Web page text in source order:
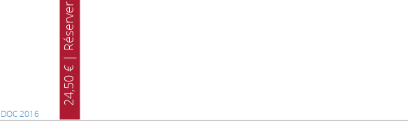
24,50 € |
Réserver